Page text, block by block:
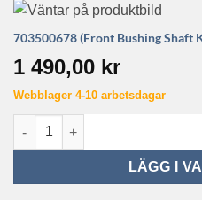
703500678 (Front Bushing Shaft
1 490,00 kr
Webblager 4-10 arbetsdagar
703500678 (Front Bushing
LÄGG I